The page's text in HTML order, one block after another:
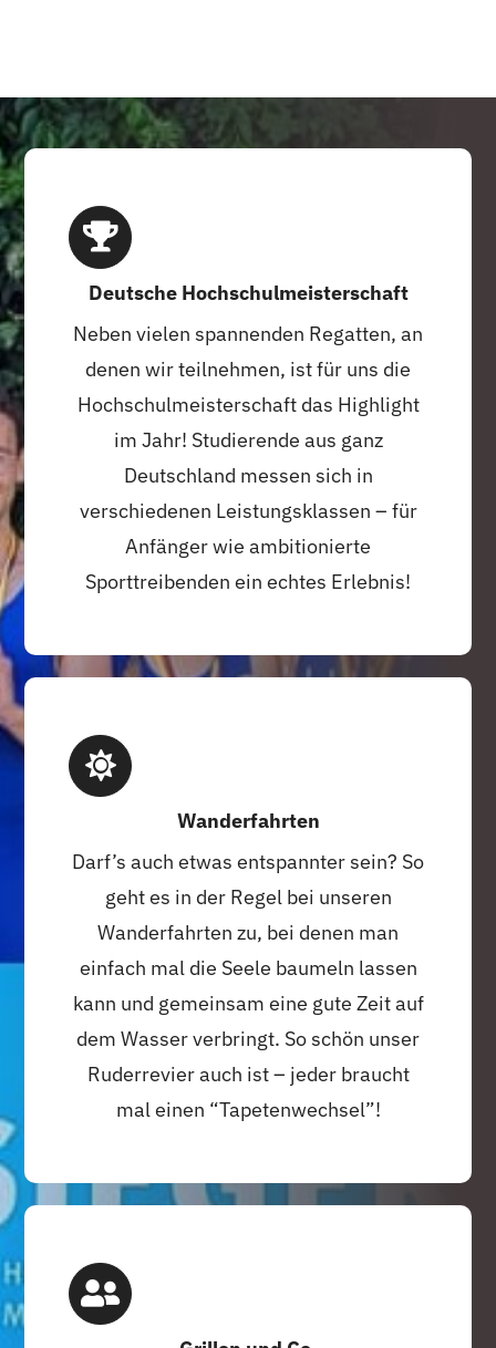
Deutsche Hochschulmeisterschaft
Neben vielen spannenden Regatten, an
denen wir teilnehmen, ist für uns die
Hochschulmeisterschaft das Highlight
im Jahr! Studierende aus ganz
Deutschland messen sich in
verschiedenen Leistungsklassen – für
Anfänger wie ambitionierte
Sporttreibenden ein echtes Erlebnis!
Wanderfahrten
Darf’s auch etwas entspannter sein? So
geht es in der Regel bei unseren
Wanderfahrten zu, bei denen man
einfach mal die Seele baumeln lassen
kann und gemeinsam eine gute Zeit auf
dem Wasser verbringt. So schön unser
Ruderrevier auch ist – jeder braucht
mal einen “Tapetenwechsel”!